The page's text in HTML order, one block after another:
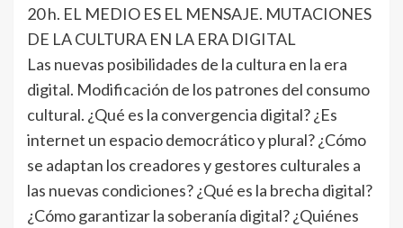
20 h. EL MEDIO ES EL MENSAJE. MUTACIONES
DE LA CULTURA EN LA ERA DIGITAL
Las nuevas posibilidades de la cultura en la era
digital. Modificación de los patrones del consumo
cultural. ¿Qué es la convergencia digital? ¿Es
internet un espacio democrático y plural? ¿Cómo
se adaptan los creadores y gestores culturales a
las nuevas condiciones? ¿Qué es la brecha digital?
¿Cómo garantizar la soberanía digital? ¿Quiénes